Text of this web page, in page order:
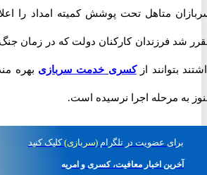
متاهل تحت پوشش کمیته امداد را اعلام
فرزندان کارکنان دولت که در زمان جنگ در
بتوانند ازکسری خدمت سربازیبهره مند
مرحله اجرا نرسیده است.
عضویت در تلگرام(سربازی) کلیک کنید
آخرین اخبار معافیت، کسری و امریه